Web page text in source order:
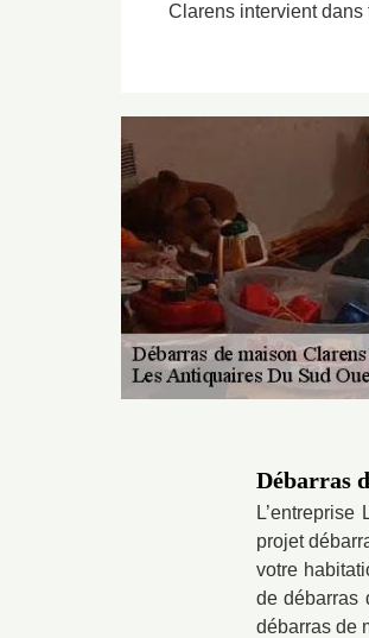
Clarens intervient dans
Débarras
projet
votre
de débarras
débarras de